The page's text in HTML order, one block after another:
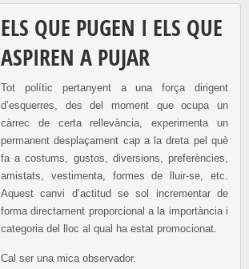
ELS QUE PUGEN I ELS QUE
ASPIREN A PUJAR
Tot polític pertanyent a una força dirigent
d’esquerres, des del moment que ocupa un
càrrec de certa rellevància, experimenta un
permanent desplaçament cap a la dreta pel què
fa a costums, gustos, diversions, preferències,
amistats, vestimenta, formes de lluir-se, etc.
Aquest canvi d’actitud se sol incrementar de
forma directament proporcional a la importància i
categoria del lloc al qual ha estat promocionat.
Cal ser una mica observador.